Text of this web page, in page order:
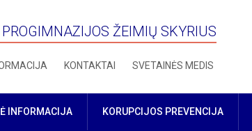
ŽEIMIŲ SKYRIUS
KONTAKTAI SVETAINĖS MEDIS
INFORMACIJA KORUPCIJOS PREVENCIJA